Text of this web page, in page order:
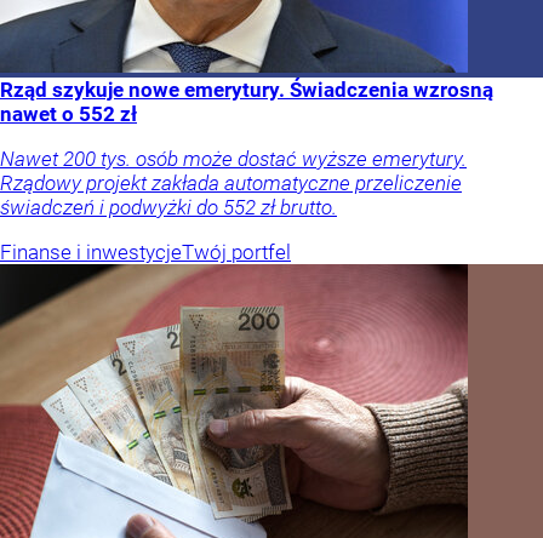
Rząd szykuje nowe emerytury. Świadczenia wzrosną
nawet o 552 zł
Nawet 200 tys. osób może dostać wyższe emerytury.
Rządowy projekt zakłada automatyczne przeliczenie
świadczeń i podwyżki do 552 zł brutto.
Finanse i inwestycjeTwój portfel